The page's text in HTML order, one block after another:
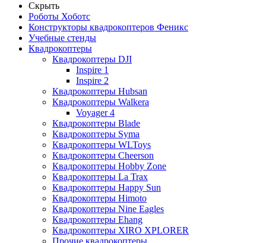
Скрыть
Роботы Хоботс
Конструкторы квадрокоптеров Феникс
Учебные стенды
Квадрокоптеры
Квадрокоптеры DJI
Inspire 1
Inspire 2
Квадрокоптеры Hubsan
Квадрокоптеры Walkera
Voyager 4
Квадрокоптеры Blade
Квадрокоптеры Syma
Квадрокоптеры WLToys
Квадрокоптеры Cheerson
Квадрокоптеры Hobby Zone
Квадрокоптеры La Trax
Квадрокоптеры Happy Sun
Квадрокоптеры Himoto
Квадрокоптеры Nine Eagles
Квадрокоптеры Ehang
Квадрокоптеры XIRO XPLORER
Прочие квадрокоптеры